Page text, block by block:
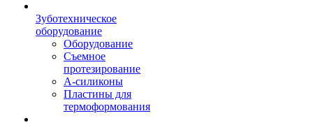
Зуботехническое
оборудование
Оборудование
Съемное
протезирование
А-силиконы
Пластины для
термоформования